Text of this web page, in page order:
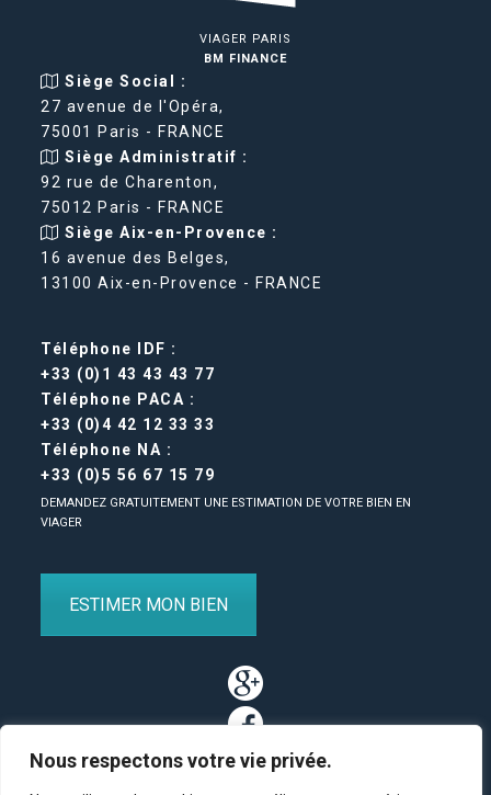
Nous respectons votre vie privée.
VIAGER PARIS
BM FINANCE
Siège Social :
27 avenue de l'Opéra,
75001 Paris - FRANCE
Siège Administratif :
92 rue de Charenton,
75012 Paris - FRANCE
Siège Aix-en-Provence :
16 avenue des Belges,
13100 Aix-en-Provence - FRANCE
Téléphone IDF :
+33 (0)1 43 43 43 77
Téléphone PACA :
+33 (0)4 42 12 33 33
Téléphone NA :
+33 (0)5 56 67 15 79
DEMANDEZ GRATUITEMENT UNE ESTIMATION DE VOTRE BIEN EN
VIAGER
ESTIMER MON BIEN